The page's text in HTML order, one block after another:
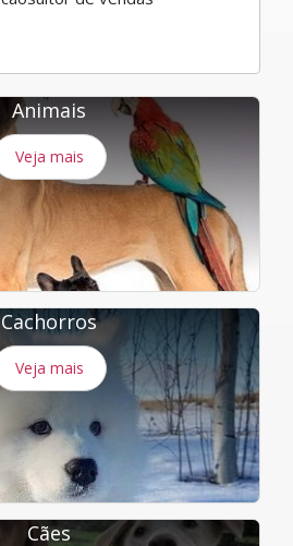
Animais
Veja mais
Cachorros
Veja mais
Cães